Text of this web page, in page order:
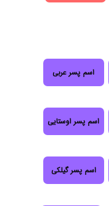
اسم پسر عربی
اسم پسر اوستایی
اسم پسر گیلکی